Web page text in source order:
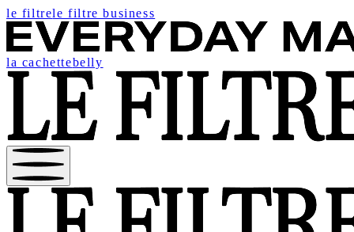
le filtrele filtre business
la cachettebelly